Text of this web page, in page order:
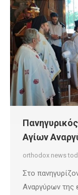
Αγίων
orthodox news
Στο
Αναργύρων της